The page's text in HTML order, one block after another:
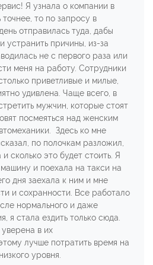
Я узнала о компании в
то по запросу в
отправилась туда, дабы
устранить причины, из-за
не с первого раза или
меня на работу. Сотрудники
приветливые и милые,
удивлена. Чаще всего, в
мужчин, которые стоят
посмеяться над женским
Здесь ко мне
по полочкам разложил,
сколько это будет стоить. Я
и поехала на такси на
дня заехала к ним и мне
и сохранности. Все работало
нормального и даже
я стала ездить только сюда.
в их
лучше потратить время на
уровня.